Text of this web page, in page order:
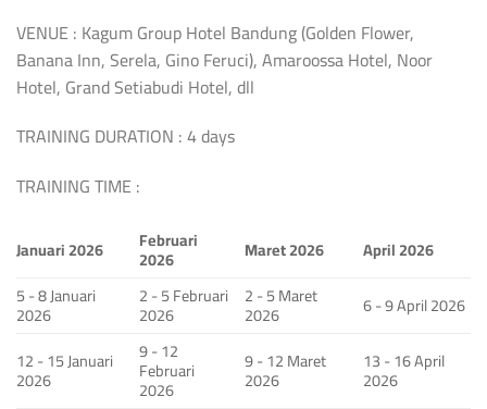
VENUE : Kagum Group Hotel Bandung (Golden Flower,
Banana Inn, Serela, Gino Feruci), Amaroossa Hotel, Noor
Hotel, Grand Setiabudi Hotel, dll
TRAINING DURATION : 4 days
TRAINING TIME :
Januari 2026 Februari
2026 Maret 2026
April 2026
5 - 8 Januari
2026
2 - 5 Februari
2026
2 - 5 Maret
2026
6 - 9 April 2026
12 - 15 Januari
2026
9 - 12
Februari
2026
9 - 12 Maret
2026
13 - 16 April
2026